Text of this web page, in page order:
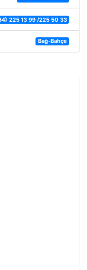
225 13 99 /225 50 33
Bağ-Bahçe